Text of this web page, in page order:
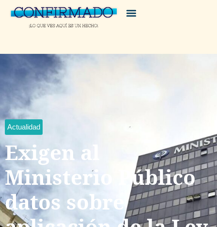
Actualidad
Exigen al
Ministerio Público
datos sobre